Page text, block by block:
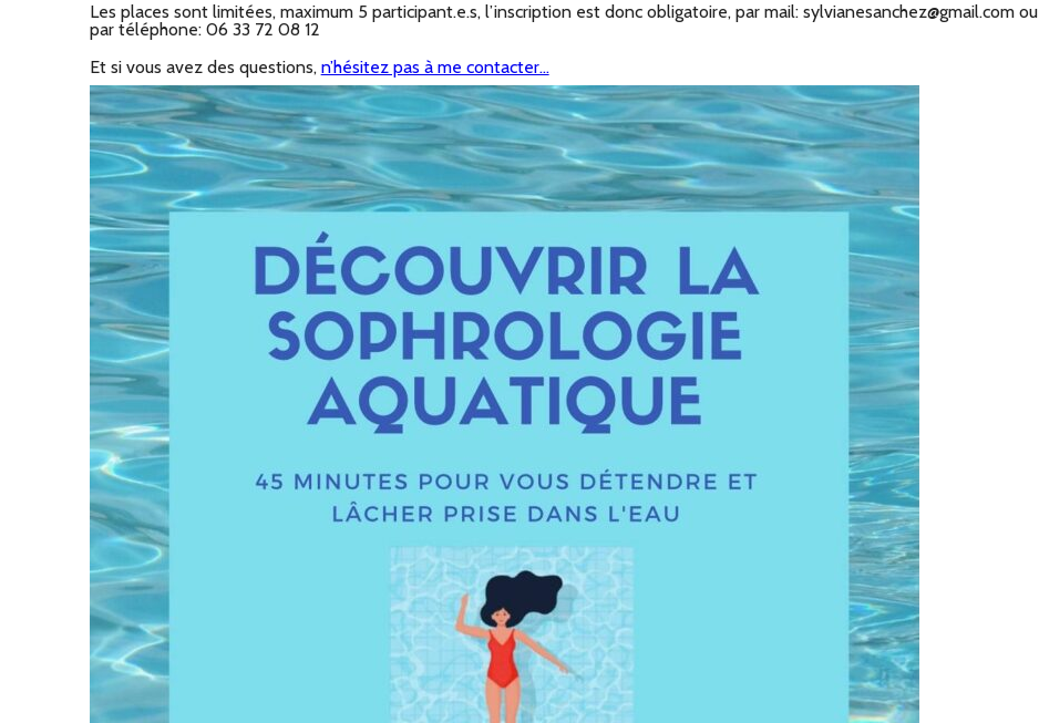
Les places sont limitées, maximum 5 participant.e.s, l’inscription est donc obligatoire, par mail: sylvianesanchez@gmail.com ou
par téléphone: 06 33 72 08 12
Et si vous avez des questions, n’hésitez pas à me contacter…